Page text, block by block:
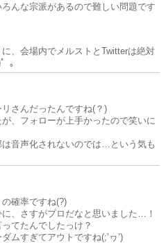
んな宗派があるので難しい問題です
、会場内でメルストとTwitterは絶対
｡
さんだったんですね(？)
、フォローが上手かったので笑いに
は音声化されないのでは…という気も
確率ですね(?)
、さすがプロだなと思いました…！
てたんでしたっけ？
ムすぎてアウトですね(;’ヮ’)